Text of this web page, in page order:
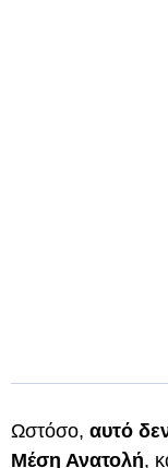
Ωστόσο, αυτό
Μέση Ανατολή,